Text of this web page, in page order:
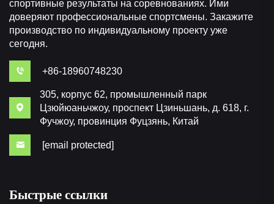
спортивные результаты на соревнованиях. Ими
доверяют профессиональные спортсмены. Закажите
производство по индивидуальному проекту уже
сегодня.
+86-18960748230
305, корпус 62, промышленный парк
Цзюйюаньчжоу, проспект Цзиньшань, д. 618, г.
Фучжоу, провинция Фуцзянь, Китай
[email protected]
Быстрые ссылки